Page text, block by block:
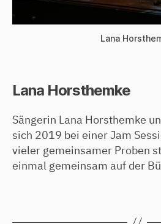
Lana
Lana Horsthemke
Sängerin Lana Horsthemke
sich 2019 bei einer Jam
vieler gemeinsamer Proben
einmal gemeinsam auf der